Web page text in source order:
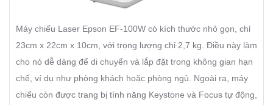
Máy chiếu Laser Epson EF-100W có kích thước nhỏ gọn, chỉ
23cm x 22cm x 10cm, với trọng lượng chỉ 2,7 kg. Điều này làm
cho nó dễ dàng để di chuyển và lắp đặt trong không gian hạn
chế, ví dụ như phòng khách hoặc phòng ngủ. Ngoài ra, máy
chiếu còn được trang bị tính năng Keystone và Focus tự động,